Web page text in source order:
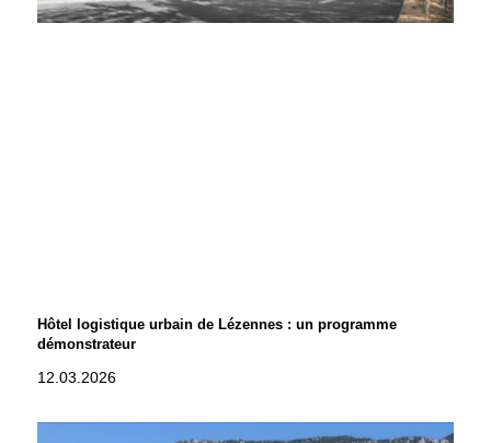
Hôtel logistique urbain de Lézennes : un programme
démonstrateur
12.03.2026